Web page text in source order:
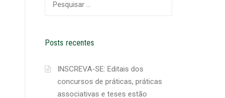
Posts recentes
INSCREVA-SE: Editais dos
concursos de práticas, práticas
associativas e teses estão